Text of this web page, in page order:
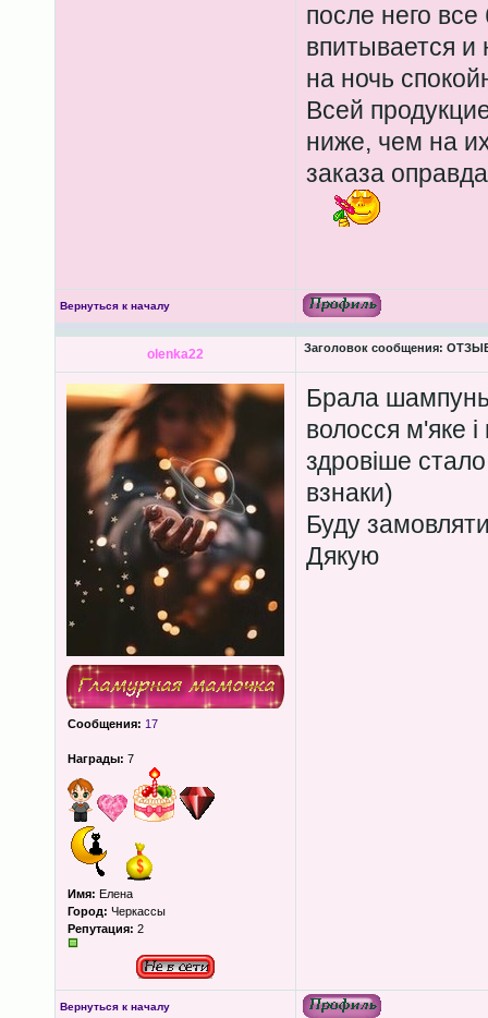
после него
впитывается и
на ночь
Всей
ниже, чем на
заказа
Вернуться к началу
olenka22 Заголовок сообщения:
Сообщения: 17
Награды: 7
Имя: Елена
Город: Черкассы
Репутация: 2
Брала
волосся м'яке
здровіше
взнаки)
Буду
Дякую
Вернуться к началу